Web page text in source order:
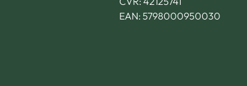
EAN: 5798000950030